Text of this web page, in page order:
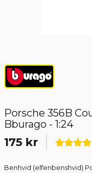
Porsche 356B
Bburago - 1:24
175 kr
Benhvid (elfenbenshvid)